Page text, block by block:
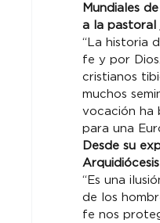
Mundiales
a la pastoral
“La historia
fe y por
cristianos
muchos
vocación ha
para una
Desde su
“Es una
de los
fe nos